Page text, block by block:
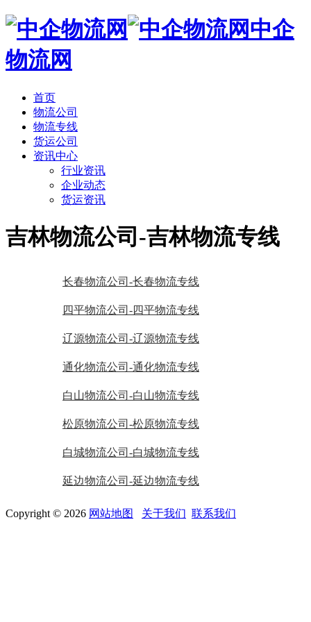
中企
物流网
首页
物流公司
物流专线
货运公司
资讯中心
行业资讯
企业动态
货运资讯
吉林物流公司-吉林物流专线
长春物流公司-长春物流专线
四平物流公司-四平物流专线
辽源物流公司-辽源物流专线
通化物流公司-通化物流专线
白山物流公司-白山物流专线
松原物流公司-松原物流专线
白城物流公司-白城物流专线
延边物流公司-延边物流专线
Copyright © 2026 网站地图 关于我们 联系我们